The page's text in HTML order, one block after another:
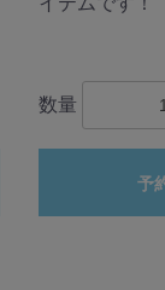
数量
予